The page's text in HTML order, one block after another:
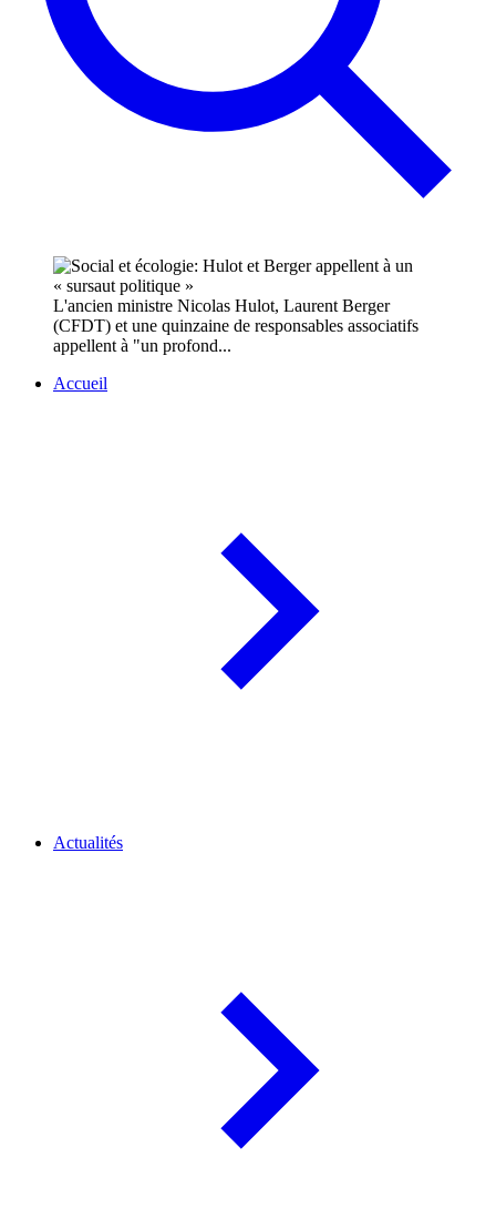
L'ancien ministre Nicolas Hulot, Laurent Berger
(CFDT) et une quinzaine de responsables associatifs
appellent à "un profond...
Accueil
Actualités